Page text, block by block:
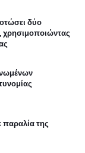
δύο
χρησιμοποιώντας
παραλία της